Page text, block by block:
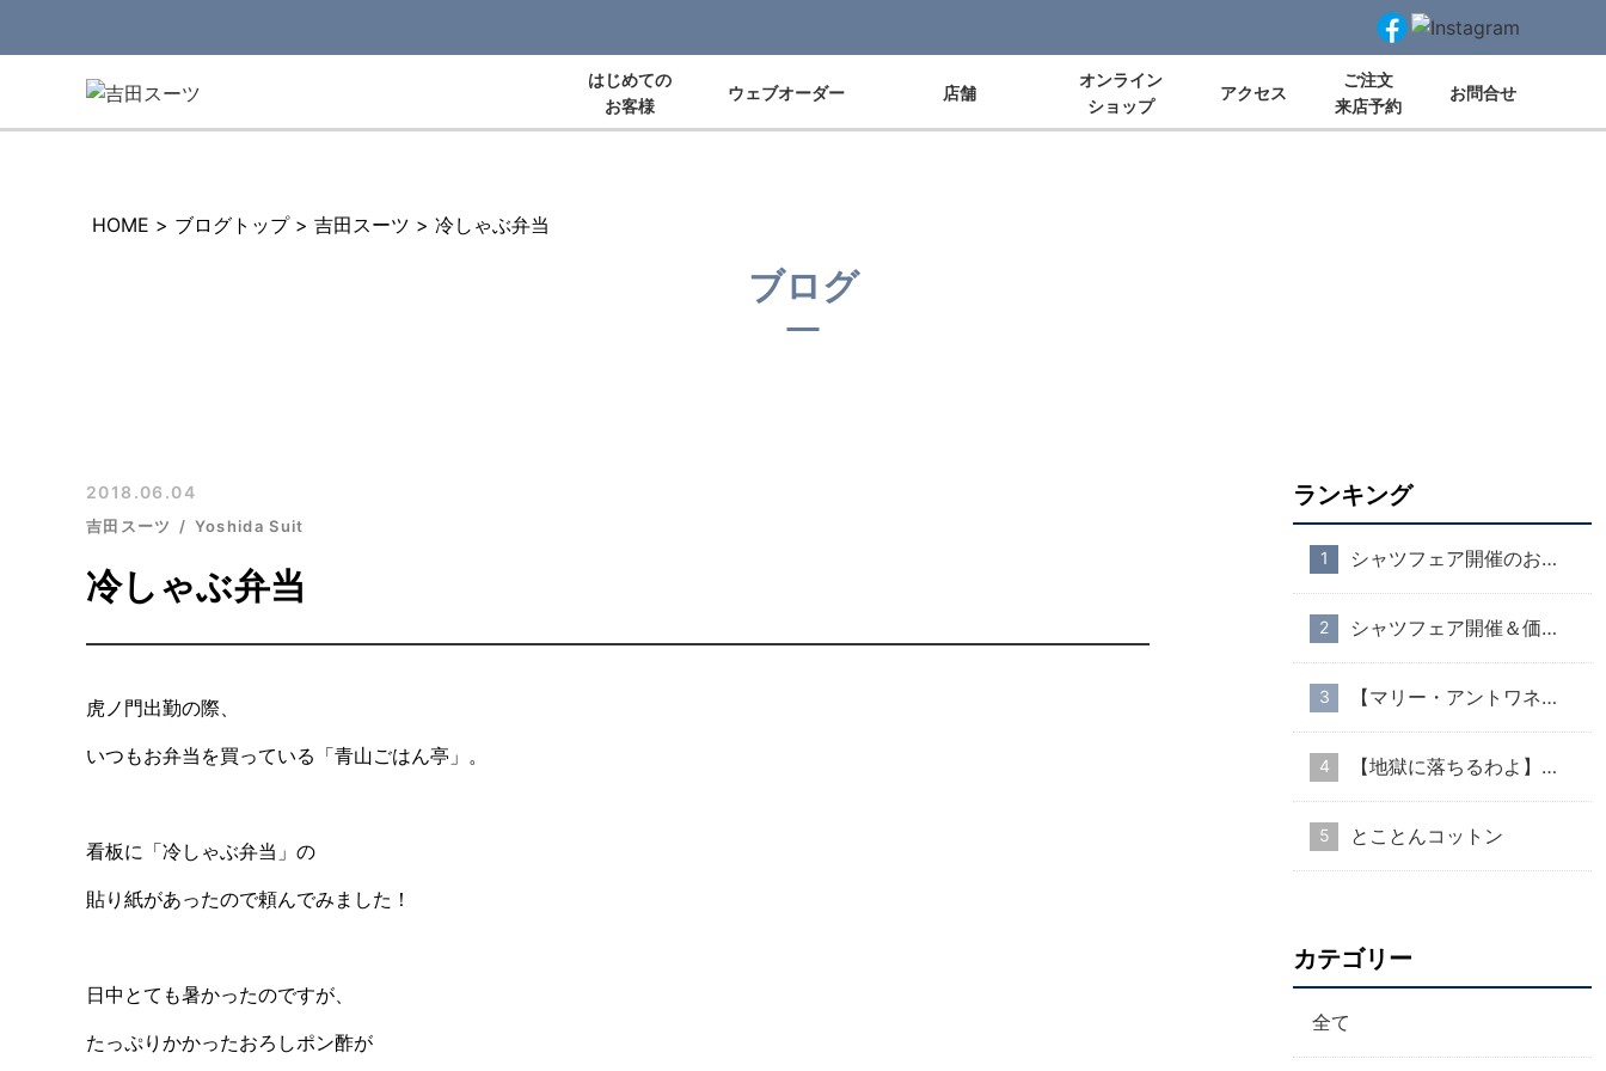
はじめての
お客様
ウェブオーダー 店舗
オンライン
ショップ
アクセス
ご注文
来店予約
お問合せ
HOME > ブログトップ > 吉田スーツ > 冷しゃぶ弁当
ブログ
2018.06.04
吉田スーツ Yoshida Suit
冷しゃぶ弁当
虎ノ門出勤の際、
いつもお弁当を買っている「青山ごはん亭」。
看板に「冷しゃぶ弁当」の
貼り紙があったので頼んでみました！
日中とても暑かったのですが、
たっぷりかかったおろしポン酢が
ランキング
シャツフェア開催のお知らせ
シャツフェア開催＆価格改定のお知らせ
【マリー・アントワネット・スタイル】part１
【地獄に落ちるわよ】衣装協力のお知らせ
とことんコットン
カテゴリー
全て